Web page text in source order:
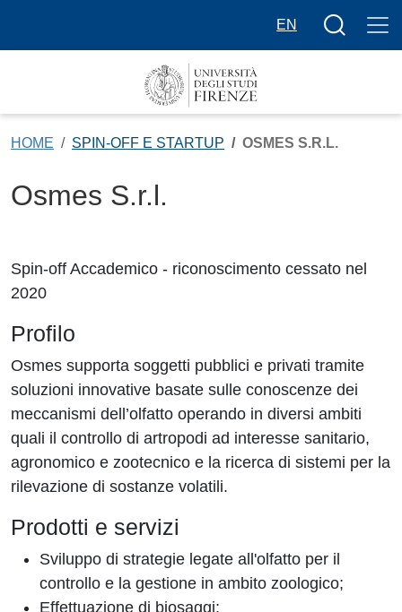
EN
Bottone
HOME SPIN-OFF E STARTUP OSMES S.R.L.
Osmes S.r.l.
Spin-off Accademico - riconoscimento cessato nel
2020
Profilo
Osmes supporta soggetti pubblici e privati tramite
soluzioni innovative basate sulle conoscenze dei
meccanismi dell’olfatto operando in diversi ambiti
quali il controllo di artropodi ad interesse sanitario,
agronomico e zootecnico e la ricerca di sistemi per la
rilevazione di sostanze volatili.
Prodotti e servizi
Sviluppo di strategie legate all'olfatto per il
controllo e la gestione in ambito zoologico;
Effettuazione di biosaggi;